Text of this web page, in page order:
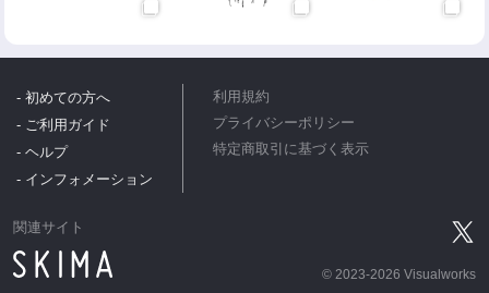
- 初めての方へ
- ご利用ガイド
- ヘルプ
- インフォメーション
利用規約
プライバシーポリシー
特定商取引に基づく表示
関連サイト
© 2023-2026 Visualworks